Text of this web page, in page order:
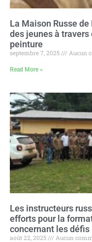
La Maison Russe
des jeunes à
peinture
septembre 7, 2025 Aucun
Read More »
Les instructeurs
efforts pour la
concernant les
août 22, 2025 Aucun